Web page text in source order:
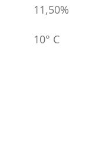
11,50%
10° C